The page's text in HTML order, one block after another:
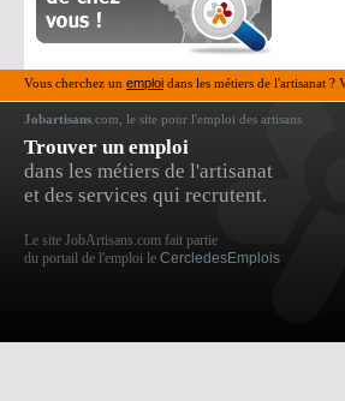
Vous cherchez un emploi dans les métiers de l'artisanat ?
Jobartisans .com, le site pour l'emploi des artisans
Trouver un emploi
dans les métiers de l'artisanat
et des services qui recrutent.
Le site JobArtisans.com fait partie
du portail de l'emploi le CercledesEmplois